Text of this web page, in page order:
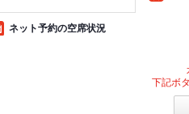
ネット予約の空席状況
下記ボ